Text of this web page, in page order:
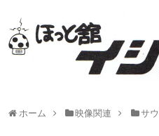
ホーム 映像関連 サ